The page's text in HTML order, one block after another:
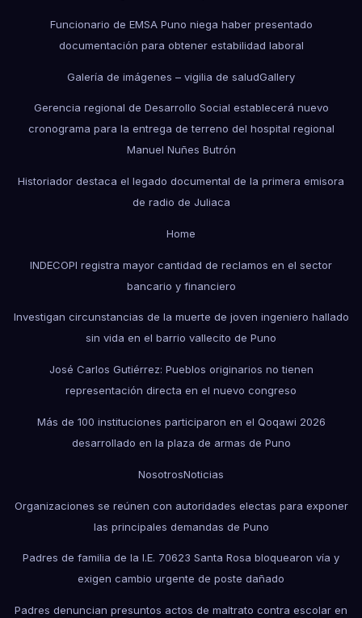
Funcionario de EMSA Puno niega haber presentado
documentación para obtener estabilidad laboral
Galería de imágenes – vigilia de saludGallery
Gerencia regional de Desarrollo Social establecerá nuevo
cronograma para la entrega de terreno del hospital regional
Manuel Nuñes Butrón
Historiador destaca el legado documental de la primera emisora
de radio de Juliaca
Home
INDECOPI registra mayor cantidad de reclamos en el sector
bancario y financiero
Investigan circunstancias de la muerte de joven ingeniero hallado
sin vida en el barrio vallecito de Puno
José Carlos Gutiérrez: Pueblos originarios no tienen
representación directa en el nuevo congreso
Más de 100 instituciones participaron en el Qoqawi 2026
desarrollado en la plaza de armas de Puno
NosotrosNoticias
Organizaciones se reúnen con autoridades electas para exponer
las principales demandas de Puno
Padres de familia de la I.E. 70623 Santa Rosa bloquearon vía y
exigen cambio urgente de poste dañado
Padres denuncian presuntos actos de maltrato contra escolar en